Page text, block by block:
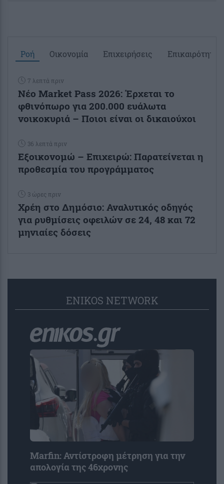
Ροή Οικονομία Επιχειρήσεις Επικαιρότητα
7 λεπτά πριν
Νέο Market Pass 2026: Έρχεται το
φθινόπωρο για 200.000 ευάλωτα
νοικοκυριά – Ποιοι είναι οι δικαιούχοι
36 λεπτά πριν
Εξοικονομώ – Επιχειρώ: Παρατείνεται η
προθεσμία του προγράμματος
3 ώρες πριν
Χρέη στο Δημόσιο: Αναλυτικός οδηγός
για ρυθμίσεις οφειλών σε 24, 48 και 72
μηνιαίες δόσεις
ENIKOS NETWORK
Marfin: Αντίστροφη μέτρηση για την
απολογία της 46χρονης